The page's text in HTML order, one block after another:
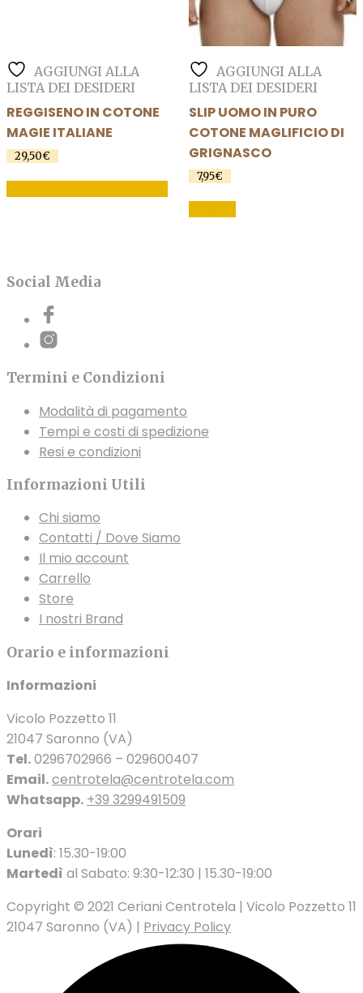
prodotto
AGGIUNGI ALLA
LISTA DEI DESIDERI
REGGISENO IN COTONE
MAGIE ITALIANE
29,50€
AGGIUNGI ALLA
LISTA DEI DESIDERI
SLIP UOMO IN PURO
COTONE MAGLIFICIO DI
GRIGNASCO
7,95€
Questo
prodotto
Social Media
Termini e Condizioni
Modalità di pagamento
Tempi e costi di spedizione
Resi e condizioni
Informazioni Utili
Chi siamo
Contatti / Dove Siamo
Il mio account
Carrello
Store
I nostri Brand
Orario e informazioni
Informazioni
Vicolo Pozzetto 11
21047 Saronno (VA)
Tel.0296702966 – 029600407
Email.centrotela@centrotela.com
Whatsapp. +39 3299491509
Orari
Lunedì: 15.30-19:00
Martedì al Sabato: 9:30-12:30 | 15.30-19:00
Copyright © 2021 Ceriani Centrotela | Vicolo Pozzetto 11
21047 Saronno (VA) | Privacy Policy